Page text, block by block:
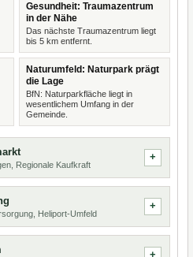
Gesundheit: Traumazentrum
in der Nähe
Das nächste Traumazentrum liegt
bis 5 km entfernt.
Naturumfeld: Naturpark prägt
die Lage
BfN: Naturparkfläche liegt in
wesentlichem Umfang in der
Gemeinde.
Regionale Kaufkraft
Heliport-Umfeld